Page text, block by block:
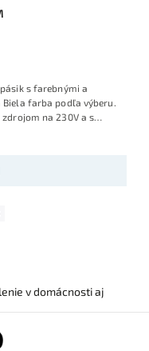
pásik s farebnými a
farba podľa výberu.
zdrojom na 230V a s
v domácnosti aj